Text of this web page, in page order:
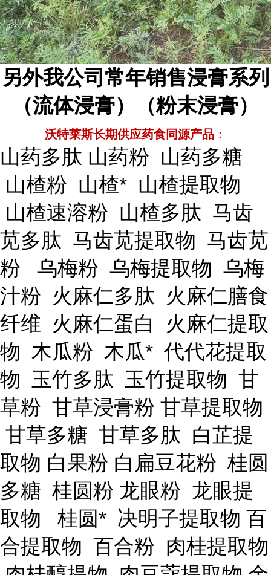
另外我公司常年销售浸膏系列
（流体浸膏）（粉末浸膏）
沃特莱斯长期供应药食同源产品：
山药多肽 山药粉 山药多糖
山楂粉 山楂* 山楂提取物
山楂速溶粉 山楂多肽 马齿
苋多肽 马齿苋提取物 马齿苋
粉 乌梅粉 乌梅提取物 乌梅
汁粉 火麻仁多肽 火麻仁膳食
纤维 火麻仁蛋白 火麻仁提取
物 木瓜粉 木瓜* 代代花提取
物 玉竹多肽 玉竹提取物 甘
草粉 甘草浸膏粉 甘草提取物
甘草多糖 甘草多肽 白芷提
取物 白果粉 白扁豆花粉 桂圆
多糖 桂圆粉 龙眼粉 龙眼提
取物 桂圆* 决明子提取物 百
合提取物 百合粉 肉桂提取物